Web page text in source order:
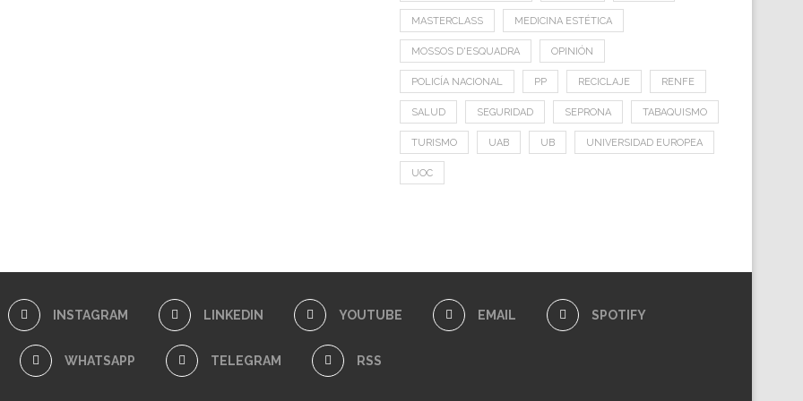
MASTERCLASS MEDICINA ESTÉTICA
MOSSOS D'ESQUADRA OPINIÓN
POLICÍA NACIONAL PP RECICLAJE RENFE
SALUD SEGURIDAD SEPRONA TABAQUISMO
TURISMO UAB UB UNIVERSIDAD EUROPEA
UOC
INSTAGRAM LINKEDIN YOUTUBE EMAIL SPOTIFY
WHATSAPP TELEGRAM RSS